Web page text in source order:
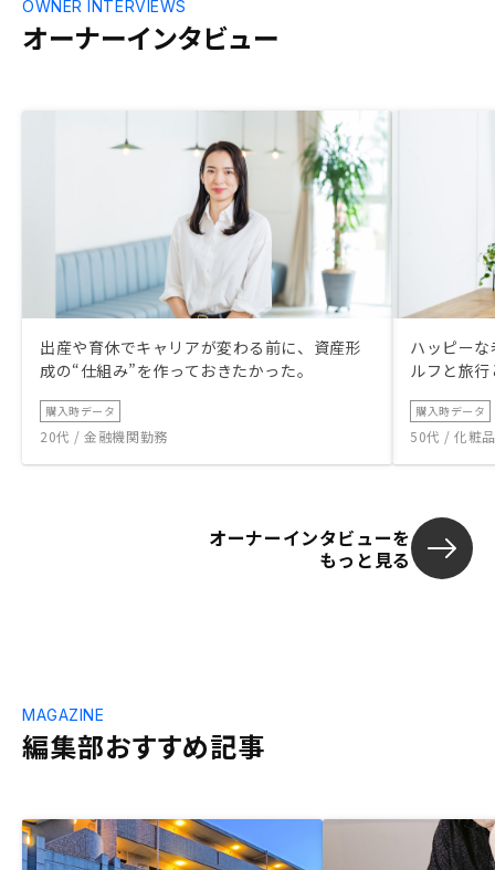
オーナーインタビュー
OWNER INTERVIEWS
出産や育休でキャリアが変わる前に、資産形
成の“仕組み”を作っておきたかった。
購入時データ
20代 / 金融機関勤務
ハッピー
ルフと旅
購入時データ
50代 / 化粧
オーナーインタビューを
もっと見る
編集部おすすめ記事
MAGAZINE